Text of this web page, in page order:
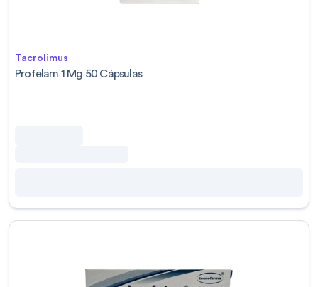
Tacrolimus
Profelam 1 Mg 50 Cápsulas